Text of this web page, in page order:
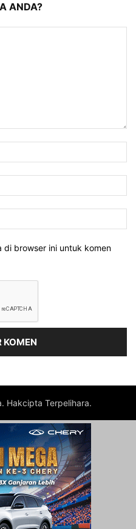
ANDA?
di browser ini untuk komen
Hakcipta Terpelihara.